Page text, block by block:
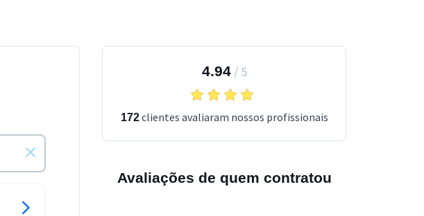
4.94/ 5
172clientes avaliaram nossos profissionais
Avaliações de quem contratou